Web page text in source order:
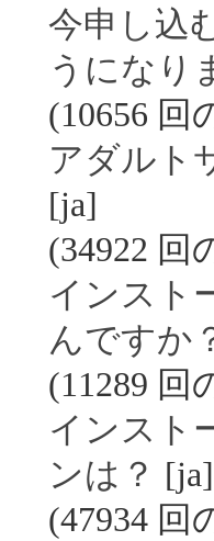
今申し込
うになり
(10656 回
アダルト
[ja]
(34922 回
インスト
んですか
(11289 回
インスト
ンは？ [ja]
(47934 回